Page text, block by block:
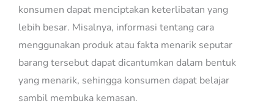
konsumen dapat menciptakan keterlibatan yang
lebih besar. Misalnya, informasi tentang cara
menggunakan produk atau fakta menarik seputar
barang tersebut dapat dicantumkan dalam bentuk
yang menarik, sehingga konsumen dapat belajar
sambil membuka kemasan.